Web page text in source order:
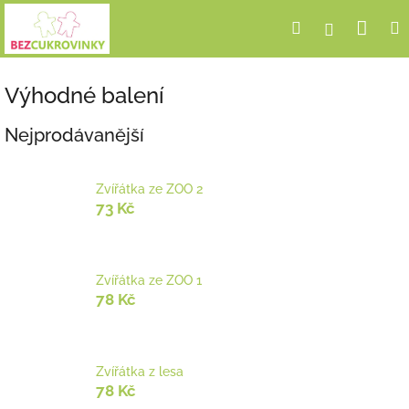
Přejít
obsah
HledatPřihlášení
Výhodné balení
Nejprodávanější
Zvířátka ze ZOO 2
73 Kč
Zvířátka ze ZOO 1
78 Kč
Zvířátka z lesa
78 Kč